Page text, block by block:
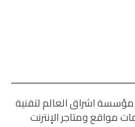
اشراق العالم لتقنية
مواقع ومتاجر الإنترنت